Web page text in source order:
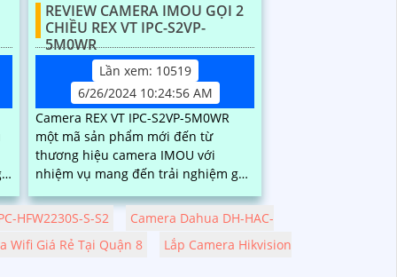
REVIEW CAMERA IMOU GỌI 2
CHIỀU REX VT IPC-S2VP-
5M0WR
Lần xem: 10519
6/26/2024 10:24:56 AM
Camera REX VT IPC-S2VP-5M0WR
một mã sản phẩm mới đến từ
thương hiệu camera IMOU với
nhiệm vụ mang đến trải nghiệm gọi
video nhanh chóng và chính xác cho
người già và trẻ em. Với...
HFW2230S-S-S2
Camera Dahua DH-HAC-
Wifi Giá Rẻ Tại Quận 8
Lắp Camera Hikvision